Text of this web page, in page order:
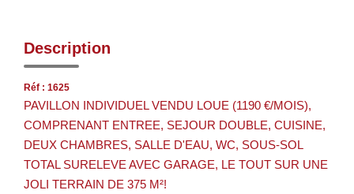
Description
Réf : 1625
PAVILLON INDIVIDUEL VENDU LOUE (1190 €/MOIS),
COMPRENANT ENTREE, SEJOUR DOUBLE, CUISINE,
DEUX CHAMBRES, SALLE D'EAU, WC, SOUS-SOL
TOTAL SURELEVE AVEC GARAGE, LE TOUT SUR UNE
JOLI TERRAIN DE 375 M²!